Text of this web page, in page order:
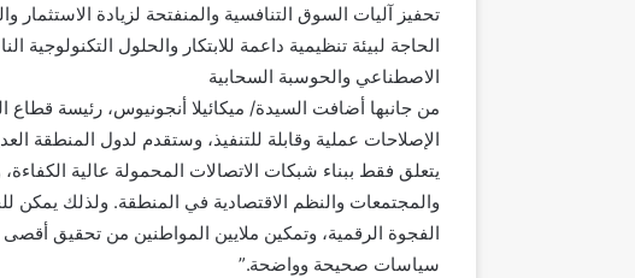
تحفيز آليات السوق التنافسية والمنفتحة لزيادة الاستثمار
الحاجة لبيئة تنظيمية داعمة للابتكار والحلول التكنولوجية
الاصطناعي والحوسبة السحابية
الإصلاحات عملية وقابلة للتنفيذ، وستقدم لدول المنطقة
يتعلق فقط ببناء شبكات الاتصالات المحمولة عالية
والمجتمعات والنظم الاقتصادية في المنطقة. ولذلك يمكن
الفجوة الرقمية، وتمكين ملايين المواطنين من تحقيق
سياسات صحيحة وواضحة.”